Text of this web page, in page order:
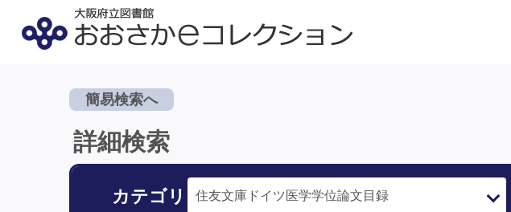
簡易検索へ
詳細検索
カテゴリ